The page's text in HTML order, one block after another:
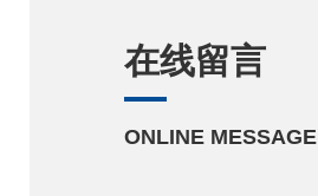
在线留言
ONLINE MESSAGE